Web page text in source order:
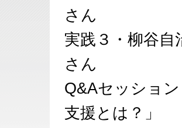
さん
実践３・柳谷
さん
Q&Aセッショ
支援とは？」